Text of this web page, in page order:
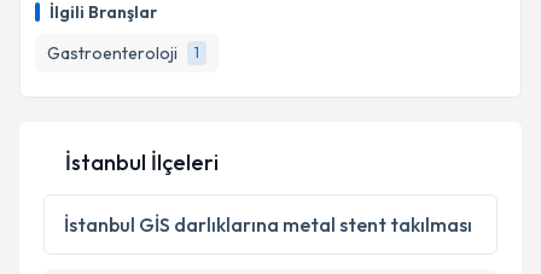
İlgili Branşlar
Gastroenteroloji
1
takvim hazırlandığında e-posta ile bilgilendireceğiz.
E-posta Adresiniz
Kişisel verilerimin işlenmesine ilişkinAydınlatma
Metni'ni okudum ve kişisel verilerimin belirtilen
kapsamda işlenmesini kabul ediyorum.
İstanbul İlçeleri
İstanbul GİS darlıklarına metal stent takılması